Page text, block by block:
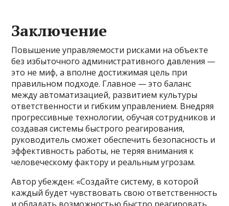
Заключение
Повышение управляемости рисками на объекте
без избыточного административного давления —
это не миф, а вполне достижимая цель при
правильном подходе. Главное — это баланс
между автоматизацией, развитием культуры
ответственности и гибким управлением. Внедряя
прогрессивные технологии, обучая сотрудников и
создавая системы быстрого реагирования,
руководитель сможет обеспечить безопасность и
эффективность работы, не теряя внимания к
человеческому фактору и реальным угрозам.
Автор убежден: «Создайте систему, в которой
каждый будет чувствовать свою ответственность